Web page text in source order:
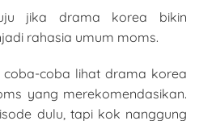
jika drama korea bikin
rahasia umum moms.
coba lihat drama korea
yang merekomendasikan.
dulu, tapi kok nanggung